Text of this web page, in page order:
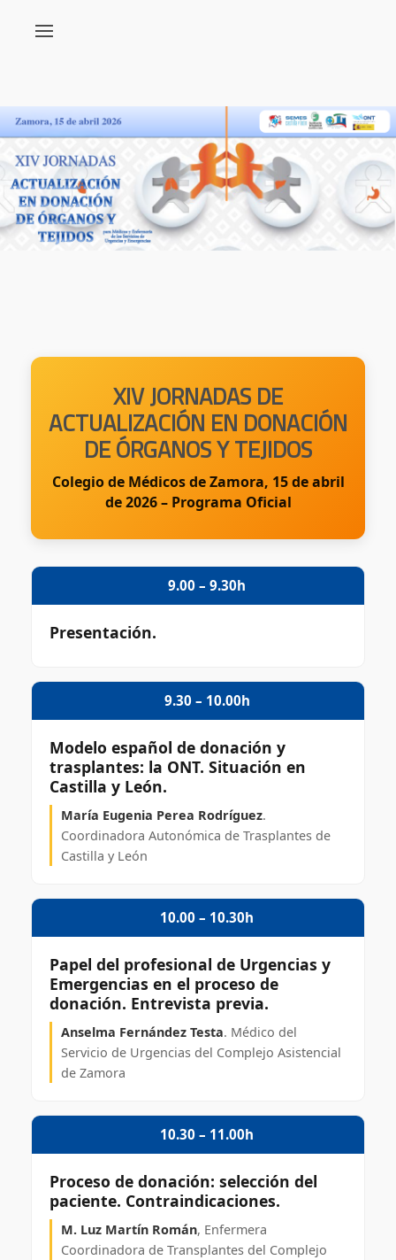
XIV JORNADAS DE
ACTUALIZACIÓN EN DONACIÓN
DE ÓRGANOS Y TEJIDOS
Colegio de Médicos de Zamora, 15 de abril
de 2026 – Programa Oficial
9.00 – 9.30h
Presentación.
9.30 – 10.00h
Modelo español de donación y
trasplantes: la ONT. Situación en
Castilla y León.
María Eugenia Perea Rodríguez.
Coordinadora Autonómica de Trasplantes de
Castilla y León
10.00 – 10.30h
Papel del profesional de Urgencias y
Emergencias en el proceso de
donación. Entrevista previa.
Anselma Fernández Testa. Médico del
Servicio de Urgencias del Complejo Asistencial
de Zamora
10.30 – 11.00h
Proceso de donación: selección del
paciente. Contraindicaciones.
M. Luz Martín Román, Enfermera
Coordinadora de Transplantes del Complejo